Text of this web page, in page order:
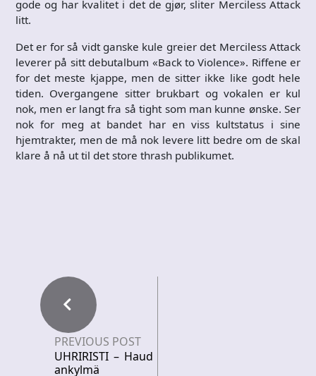
gode og har kvalitet i det de gjør, sliter Merciless Attack
litt.
Det er for så vidt ganske kule greier det Merciless Attack
leverer på sitt debutalbum «Back to Violence». Riffene er
for det meste kjappe, men de sitter ikke like godt hele
tiden. Overgangene sitter brukbart og vokalen er kul
nok, men er langt fra så tight som man kunne ønske. Ser
nok for meg at bandet har en viss kultstatus i sine
hjemtrakter, men de må nok levere litt bedre om de skal
klare å nå ut til det store thrash publikumet.
PREVIOUS POST
UHRIRISTI – Haud
ankylmä